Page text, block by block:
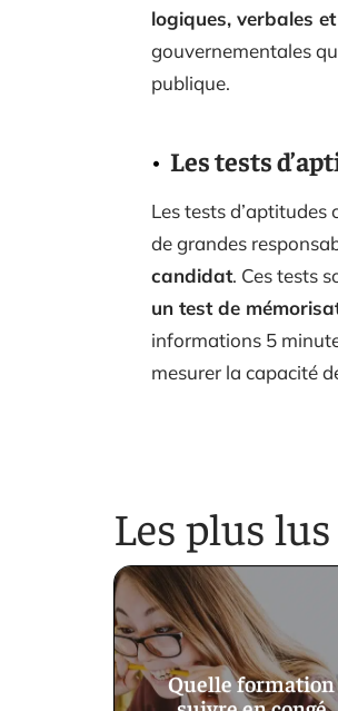
logiques, verbales
gouvernementales
publique.
Les tests
Les tests
de grandes
candidat. Ces tests
un test de
informations 5
mesurer la capacité
Les plus lus
Quelle formation